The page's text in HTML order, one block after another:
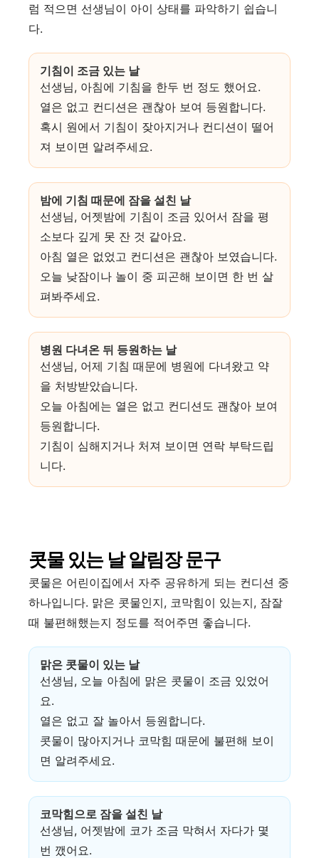
럼 적으면 선생님이 아이 상태를 파악하기 쉽습니
다.
기침이 조금 있는 날
선생님, 아침에 기침을 한두 번 정도 했어요.
열은 없고 컨디션은 괜찮아 보여 등원합니다.
혹시 원에서 기침이 잦아지거나 컨디션이 떨어
져 보이면 알려주세요.
밤에 기침 때문에 잠을 설친 날
선생님, 어젯밤에 기침이 조금 있어서 잠을 평
소보다 깊게 못 잔 것 같아요.
아침 열은 없었고 컨디션은 괜찮아 보였습니다.
오늘 낮잠이나 놀이 중 피곤해 보이면 한 번 살
펴봐주세요.
병원 다녀온 뒤 등원하는 날
선생님, 어제 기침 때문에 병원에 다녀왔고 약
을 처방받았습니다.
오늘 아침에는 열은 없고 컨디션도 괜찮아 보여
등원합니다.
기침이 심해지거나 처져 보이면 연락 부탁드립
니다.
콧물 있는 날 알림장 문구
콧물은 어린이집에서 자주 공유하게 되는 컨디션 중
하나입니다. 맑은 콧물인지, 코막힘이 있는지, 잠잘
때 불편해했는지 정도를 적어주면 좋습니다.
맑은 콧물이 있는 날
선생님, 오늘 아침에 맑은 콧물이 조금 있었어
요.
열은 없고 잘 놀아서 등원합니다.
콧물이 많아지거나 코막힘 때문에 불편해 보이
면 알려주세요.
코막힘으로 잠을 설친 날
선생님, 어젯밤에 코가 조금 막혀서 자다가 몇
번 깼어요.